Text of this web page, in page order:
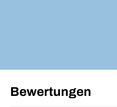
Bewertungen